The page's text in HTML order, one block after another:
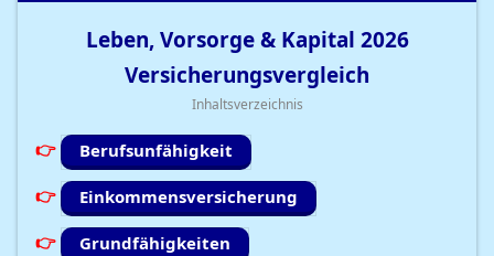
Leben, Vorsorge & Kapital 2026
Versicherungsvergleich
Inhaltsverzeichnis
Berufsunfähigkeit
Einkommensversicherung
Grundfähigkeiten